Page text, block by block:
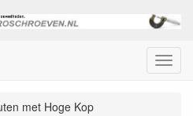
Menu
met Hoge Kop